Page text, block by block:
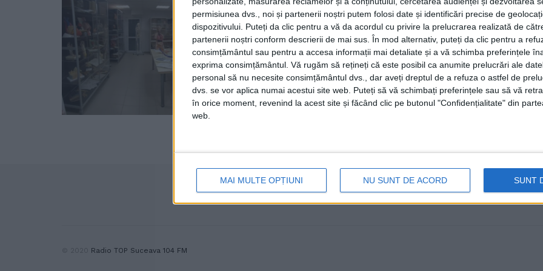
permisiunea dvs., noi și partenerii noștri putem folosi date și identificări precise de
dispozitivului. Puteți da clic pentru a vă da acordul cu privire la prelucrarea realizată de
partenerii noștri conform descrierii de mai sus. În mod alternativ, puteți da clic pentru a
consimțământul sau pentru a accesa informații mai detaliate și a vă schimba preferințele
exprima consimțământul. Vă rugăm să rețineți că este posibil ca anumite prelucrări ale
personal să nu necesite consimțământul dvs., dar aveți dreptul de a refuza o astfel de
dvs. se vor aplica numai acestui site web. Puteți să vă schimbați preferințele sau să vă
în orice moment, revenind la acest site și făcând clic pe butonul "Confidențialitate" din
web.
MAI MULTE OPȚIUNI NU SUNT DE ACORD SUNT
respectă principiile enumerate
cercetătorilor
16 OCTOMBRIE, 2024
Universitatea „Ștefan cel Mare” din Suceava a primit
cercetare”, care este acordată de Comisia ...
Radio TOP Suceava 104 FM